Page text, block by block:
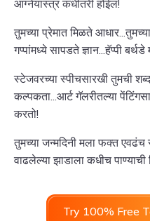
आग्नेयास्त्र कधीतरी होईल!
तुमच्या प्रेमात मिळते
गप्पांमध्ये सापडते ज्ञान...हॅप्पी
स्टेजवरच्या स्पीचसारखी तुमची
कल्पकता...आर्ट गॅलरीतल्या
करतो!
तुमच्या जन्मदिनी मला फक्त
वाढलेल्या झाडाला कधीच पाण्याची
Try 100% Free